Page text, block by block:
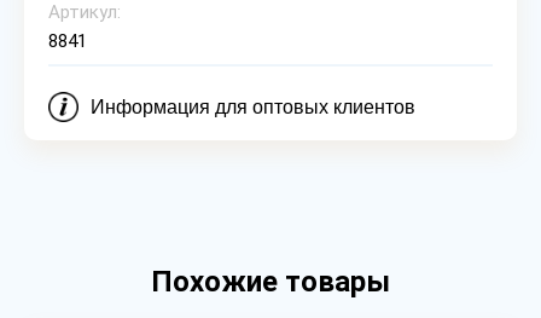
Артикул:
8841
Информация для оптовых клиентов
Похожие товары